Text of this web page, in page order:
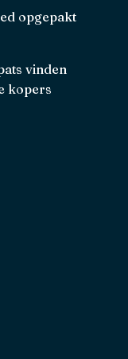
opgepakt
vinden
kopers